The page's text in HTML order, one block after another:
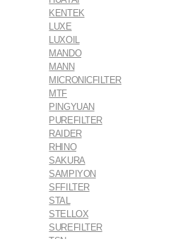
KENTEK
LUXE
LUXOIL
MANDO
MANN
MICRONICFILTER
MTF
PINGYUAN
PUREFILTER
RAIDER
RHINO
SAKURA
SAMPIYON
SFFILTER
STAL
STELLOX
SUREFILTER